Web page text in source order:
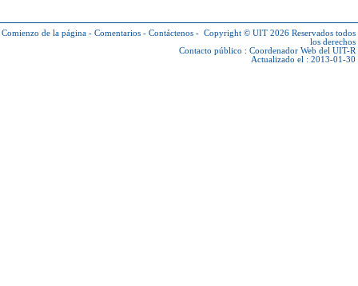
Comienzo de la página - Comentarios - Contáctenos - Copyright © UIT 2026 Reservados todos
los derechos
Contacto público : Coordenador Web del UIT-R
Actualizado el : 2013-01-30